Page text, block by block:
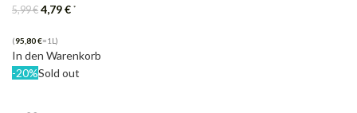
5,99€ 4,79€ *
(95,80€=1L)
In den Warenkorb
-20%Sold out